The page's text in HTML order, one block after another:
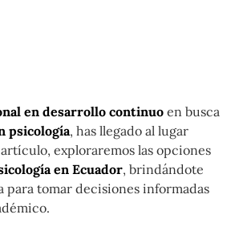
en desarrollo continuo en busca
psicología, has llegado al lugar
exploraremos las opciones
en Ecuador, brindándote
para tomar decisiones informadas